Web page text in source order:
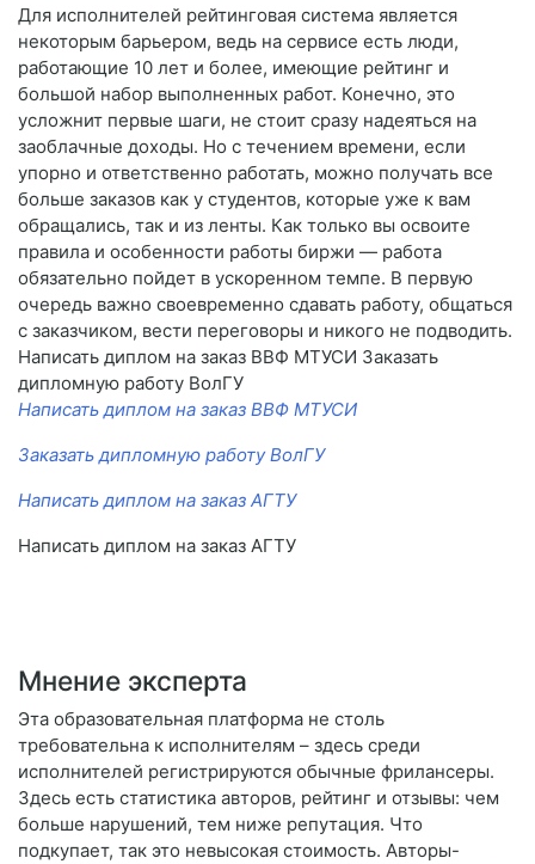
Для исполнителей рейтинговая система является
некоторым барьером, ведь на сервисе есть люди,
работающие 10 лет и более, имеющие рейтинг и
большой набор выполненных работ. Конечно, это
усложнит первые шаги, не стоит сразу надеяться на
заоблачные доходы. Но с течением времени, если
упорно и ответственно работать, можно получать все
больше заказов как у студентов, которые уже к вам
обращались, так и из ленты. Как только вы освоите
правила и особенности работы биржи — работа
обязательно пойдет в ускоренном темпе. В первую
очередь важно своевременно сдавать работу, общаться
с заказчиком, вести переговоры и никого не подводить.
Написать диплом на заказ ВВФ МТУСИ Заказать
дипломную работу ВолГУ
Написать диплом на заказ ВВФ МТУСИ
Заказать дипломную работу ВолГУ
Написать диплом на заказ АГТУ
Написать диплом на заказ АГТУ
Мнение эксперта
Эта образовательная платформа не столь
требовательна к исполнителям – здесь среди
исполнителей регистрируются обычные фрилансеры.
Здесь есть статистика авторов, рейтинг и отзывы: чем
больше нарушений, тем ниже репутация. Что
подкупает, так это невысокая стоимость. Авторы-